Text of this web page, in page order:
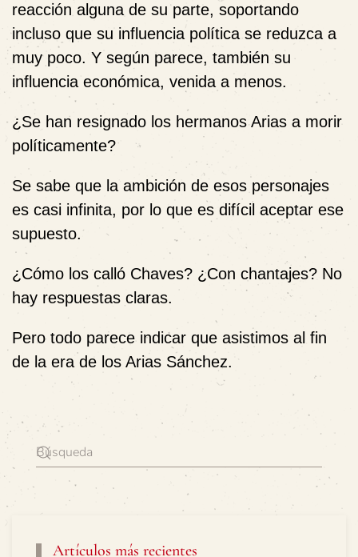
reacción alguna de su parte, soportando
incluso que su influencia política se reduzca a
muy poco. Y según parece, también su
influencia económica, venida a menos.
¿Se han resignado los hermanos Arias a morir
políticamente?
Se sabe que la ambición de esos personajes
es casi infinita, por lo que es difícil aceptar ese
supuesto.
¿Cómo los calló Chaves? ¿Con chantajes? No
hay respuestas claras.
Pero todo parece indicar que asistimos al fin
de la era de los Arias Sánchez.
Artículos más recientes